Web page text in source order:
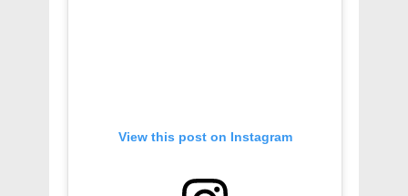
View this post on Instagram